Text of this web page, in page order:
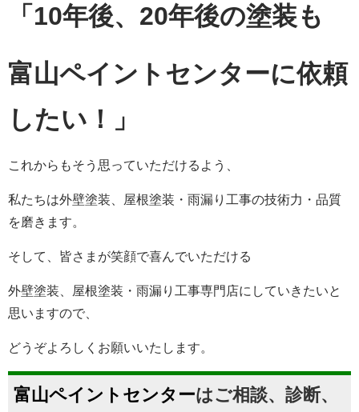
「10年後、20年後の塗装も
富山ペイントセンターに依頼
したい！
」
これからもそう思っていただけるよう、
私たちは外壁塗装、屋根塗装・雨漏り工事の技術力・品質
を磨きます。
そして、皆さまが笑顔で喜んでいただける
外壁塗装、屋根塗装・雨漏り工事専門店にしていきたいと
思いますので、
どうぞよろしくお願いいたします。
富山ペイントセンターはご相談、診断、